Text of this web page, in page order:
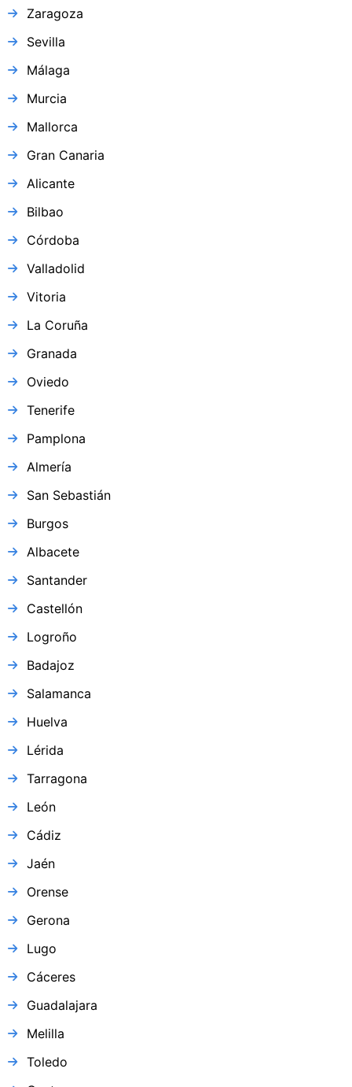
Zaragoza
Sevilla
Málaga
Murcia
Mallorca
Gran Canaria
Alicante
Bilbao
Córdoba
Valladolid
Vitoria
La Coruña
Granada
Oviedo
Tenerife
Pamplona
Almería
San Sebastián
Burgos
Albacete
Santander
Castellón
Logroño
Badajoz
Salamanca
Huelva
Lérida
Tarragona
León
Cádiz
Jaén
Orense
Gerona
Lugo
Cáceres
Guadalajara
Melilla
Toledo